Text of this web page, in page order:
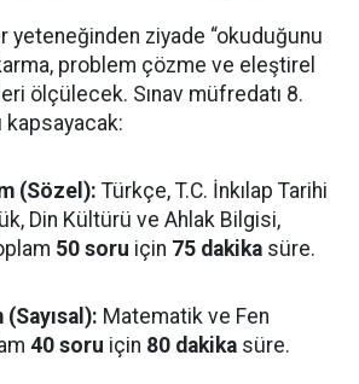
yeteneğinden ziyade “okuduğunu
problem çözme ve eleştirel
ölçülecek. Sınav müfredatı 8.
kapsayacak:
(Sözel): Türkçe, T.C. İnkılap Tarihi
Din Kültürü ve Ahlak Bilgisi,
50 soru için 75 dakika süre.
Matematik ve Fen
40 soru için 80 dakika süre.